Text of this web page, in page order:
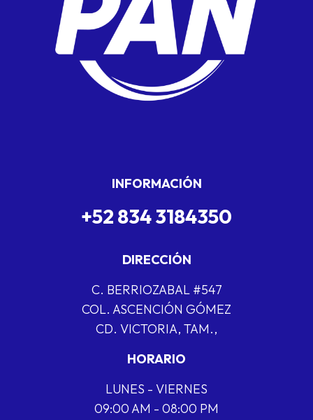
INFORMACIÓN
+52 834 3184350
DIRECCIÓN
C. BERRIOZABAL #547
COL. ASCENCIÓN GÓMEZ
CD. VICTORIA, TAM.,
HORARIO
LUNES - VIERNES
09:00 AM - 08:00 PM